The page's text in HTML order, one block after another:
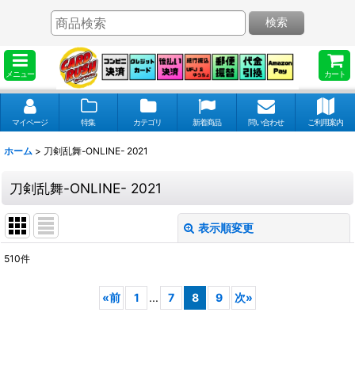
メニュー カート
検索
マイページ 特集 カテゴリ 新着商品 問い合わせ ご利用案内
ホーム > 刀剣乱舞-ONLINE- 2021
刀剣乱舞-ONLINE- 2021
表示順変更
510件
«前 1 ... 7 8 9 次»